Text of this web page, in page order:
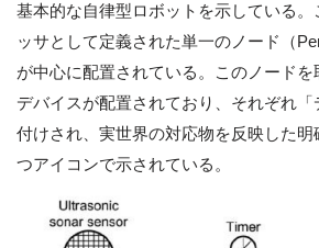
基本的な自律型ロボットを示している
ッサとして定義された単一のノード（
が中心に配置されている。このノード
デバイスが配置されており、それぞれ
付けされ、実世界の対応物を反映した
つアイコンで示されている。